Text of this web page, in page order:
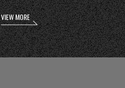
VIEW MORE